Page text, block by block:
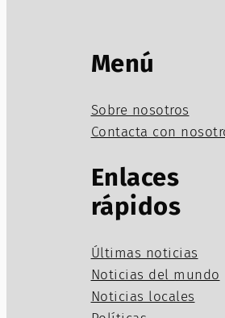
Menú
Sobre nosotros
Contacta con
Enlaces
rápidos
Últimas noticias
Noticias del mundo
Noticias locales